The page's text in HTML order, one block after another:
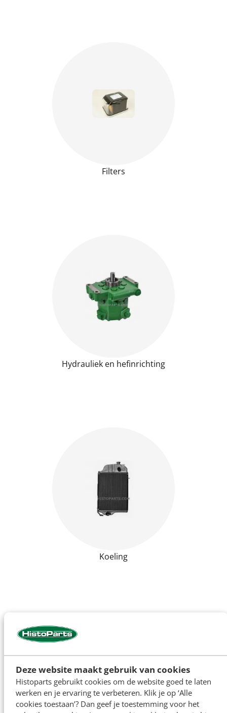
Deze website maakt gebruik van cookies
Histoparts gebruikt cookies om de website goed te laten
werken en je ervaring te verbeteren. Klik je op ‘Alle
cookies toestaan’? Dan geef je toestemming voor het
Filters
Hydrauliek en hefinrichting
Koeling